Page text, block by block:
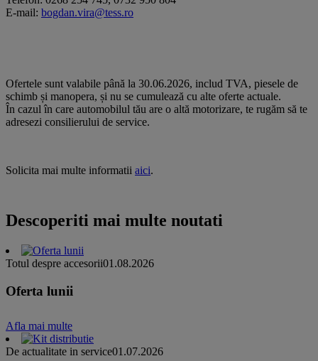
E-mail: bogdan.vira@tess.ro
Ofertele sunt valabile până la 30.06.2026, includ TVA, piesele de
schimb și manopera, și nu se cumulează cu alte oferte actuale.
În cazul în care automobilul tău are o altă motorizare, te rugăm să te
adresezi consilierului de service.
Solicita mai multe informatii aici.
Descoperiti mai multe noutati
Totul despre accesorii01.08.2026
Oferta lunii
Afla mai multe
De actualitate in service01.07.2026